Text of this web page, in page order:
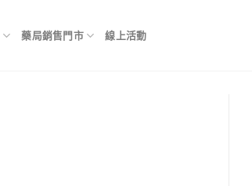
藥局銷售門市 線上活動